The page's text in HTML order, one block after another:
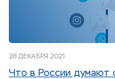
28 ДЕКАБРЯ 2021
Что в России думают